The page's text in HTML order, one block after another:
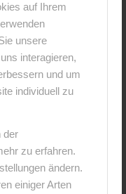
auf Ihrem
unsere
interagieren,
und um
individuell zu
der
zu erfahren.
ändern.
einiger Arten
E-Mail-Adresse
Website